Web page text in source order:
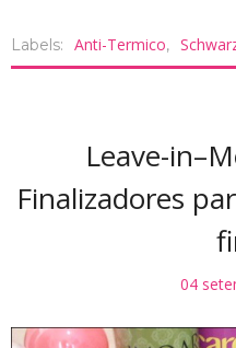
Labels: Anti-Termico,
Leave-
Finalizadores
04